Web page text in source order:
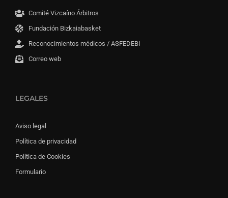
Comité Vizcaíno Árbitros
Fundación Bizkaiabasket
Reconocimientos médicos / ASFEDEBI
Correo web
LEGALES
Aviso legal
Política de privacidad
Política de Cookies
Formulario